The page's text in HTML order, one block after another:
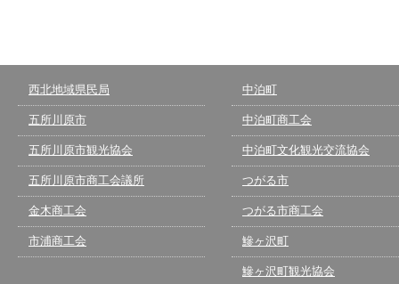
西北地域県民局
五所川原市
五所川原市観光協会
五所川原市商工会議所
金木商工会
市浦商工会
中泊町
中泊町商工会
中泊町文化観光交流協会
つがる市
つがる市商工会
鰺ヶ沢町
鰺ヶ沢町観光協会